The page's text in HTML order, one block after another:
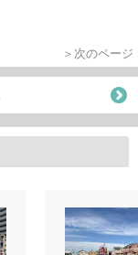
＞次のページ